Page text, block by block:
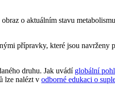
o aktuálním stavu
přípravky, které jsou navrženy
druhu. Jak uvádí globální
lze nalézt v odborné edukaci o